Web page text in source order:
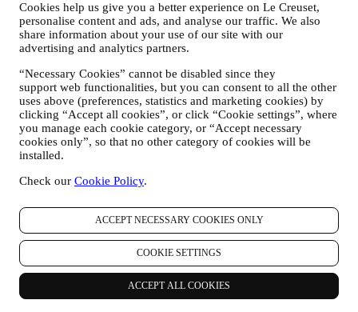
Cookies help us give you a better experience on Le Creuset,
personalise content and ads, and analyse our traffic. We also
share information about your use of our site with our
advertising and analytics partners.
“Necessary Cookies” cannot be disabled since they
support web functionalities, but you can consent to all the other
uses above (preferences, statistics and marketing cookies) by
clicking “Accept all cookies”, or click “Cookie settings”, where
you manage each cookie category, or “Accept necessary
cookies only”, so that no other category of cookies will be
installed.
Check our Cookie Policy.
ACCEPT NECESSARY COOKIES ONLY
COOKIE SETTINGS
ACCEPT ALL COOKIES
medios automatizados. Dichas comunicaciones se
relacionarán con los productos de Le Creuset o con las nuevas
aperturas de tiendas, eventos exclusivos, concursos,
encuestas, demostraciones organizadas por Le Creuset u
ofertas especiales que le puedan gustar. Estas comunicaciones
pueden seleccionarse o adaptarse para usted en función de los
detalles que tenemos sobre usted, como su ubicación o su
historial de compras, o las preferencias de nuestros productos.
Usaremos sus datos para comprender mejor sus intereses. Esto
nos permite personalizar nuestras comunicaciones para
hacerlas más relevantes e interesantes. No será utilizada para
apertura de correo electrónico y clics utilizando tecnologías
en los correos electrónicos) para ayudarnos a monitorizar
nuestros boletines informativos. Este procesamiento se basa
en su consentimiento para recibir comunicaciones de
marketing personalizadas de nuestra parte. La opción de
suscripción se puede ejercer en los puntos donde se recopila
información personal seleccionando la casilla de verificación
correspondiente.